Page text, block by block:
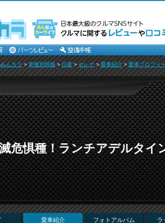
んカラ>車種別情報>日産>セレナ>愛車紹介>愛車プロフィ
危惧種！ランチアデルタイ
愛車紹介 フォトアルバム ラ